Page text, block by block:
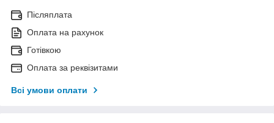
Післяплата
Оплата на рахунок
Готівкою
Оплата за реквізитами
Всі умови оплати